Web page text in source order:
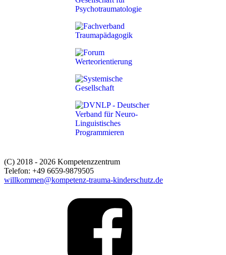
(C) 2018 - 2026 Kompetenzzentrum
Telefon: +49 6659-9879505
willkommen@kompetenz-trauma-kinderschutz.de